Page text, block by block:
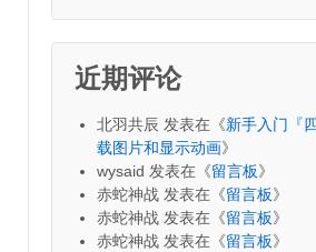
近期评论
北羽共辰 发表在《新手入门『
载图片和显示动画》
wysaid 发表在《留言板》
赤蛇神战 发表在《留言板》
赤蛇神战 发表在《留言板》
赤蛇神战 发表在《留言板》